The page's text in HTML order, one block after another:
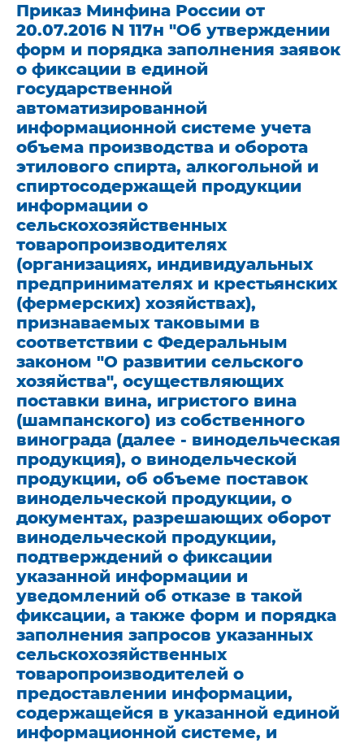
Приказ Минфина России от
20.07.2016 N 117н "Об утверждении
форм и порядка заполнения заявок
о фиксации в единой
государственной
автоматизированной
информационной системе учета
объема производства и оборота
этилового спирта, алкогольной и
спиртосодержащей продукции
информации о
сельскохозяйственных
товаропроизводителях
(организациях, индивидуальных
предпринимателях и крестьянских
(фермерских) хозяйствах),
признаваемых таковыми в
соответствии с Федеральным
законом "О развитии сельского
хозяйства", осуществляющих
поставки вина, игристого вина
(шампанского) из собственного
винограда (далее - винодельческая
продукция), о винодельческой
продукции, об объеме поставок
винодельческой продукции, о
документах, разрешающих оборот
винодельческой продукции,
подтверждений о фиксации
указанной информации и
уведомлений об отказе в такой
фиксации, а также форм и порядка
заполнения запросов указанных
сельскохозяйственных
товаропроизводителей о
предоставлении информации,
содержащейся в указанной единой
информационной системе, и